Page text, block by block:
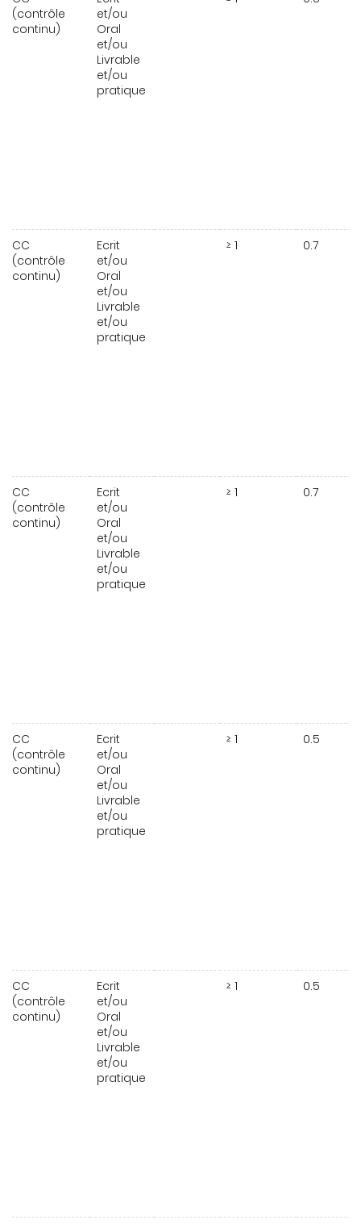
(contrôle
continu)
et/ou
Oral
et/ou
Livrable
et/ou
pratique
CC
(contrôle
continu)
Ecrit
et/ou
Oral
et/ou
Livrable
et/ou
pratique
≥ 1 0.7
CC
(contrôle
continu)
Ecrit
et/ou
Oral
et/ou
Livrable
et/ou
pratique
≥ 1 0.7
CC
(contrôle
continu)
Ecrit
et/ou
Oral
et/ou
Livrable
et/ou
pratique
≥ 1 0.5
CC
(contrôle
continu)
Ecrit
et/ou
Oral
et/ou
Livrable
et/ou
pratique
≥ 1 0.5